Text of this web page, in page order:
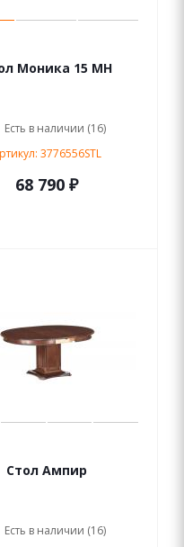
Моника 15 МН
Есть в наличии (16)
3776556STL
68 790 ₽
Стол Ампир
Есть в наличии (16)